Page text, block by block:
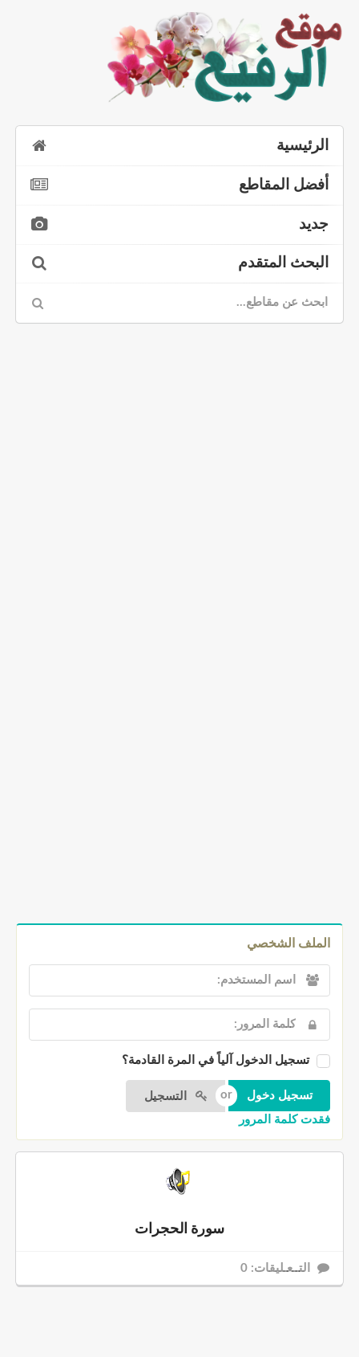
الرئيسية
أفضل المقاطع
جديد
البحث المتقدم
الملف الشخصي
تسجيل الدخول آلياً في المرة القادمة؟
التسجيل
فقدت كلمة المرور
سورة الحجرات
التــعـليقات: 0